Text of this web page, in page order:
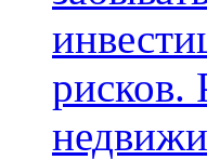
рисков.